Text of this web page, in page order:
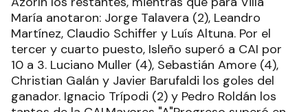
María anotaron: Jorge Talavera (2), Leandro
Martínez, Claudio Schiffer y Luís Altuna. Por el
tercer y cuarto puesto, Isleño superó a CAI por
10 a 3. Luciano Muller (4), Sebastián Amore (4),
Christian Galán y Javier Barufaldi los goles del
ganador. Ignacio Trípodi (2) y Pedro Roldán los